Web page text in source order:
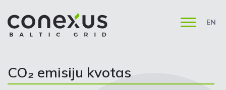
EN
CO₂ emisiju kvotas